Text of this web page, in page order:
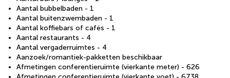
Aantal bubbelbaden - 1
Aantal buitenzwembaden - 1
Aantal koffiebars of cafés - 1
Aantal restaurants - 4
Aantal vergaderruimtes - 4
Aanzoek/romantiek-pakketten beschikbaar
Afmetingen conferentieruimte (vierkante meter) - 626